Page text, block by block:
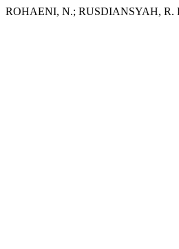
ROHAENI, N.; RUSDIANSYAH, R.